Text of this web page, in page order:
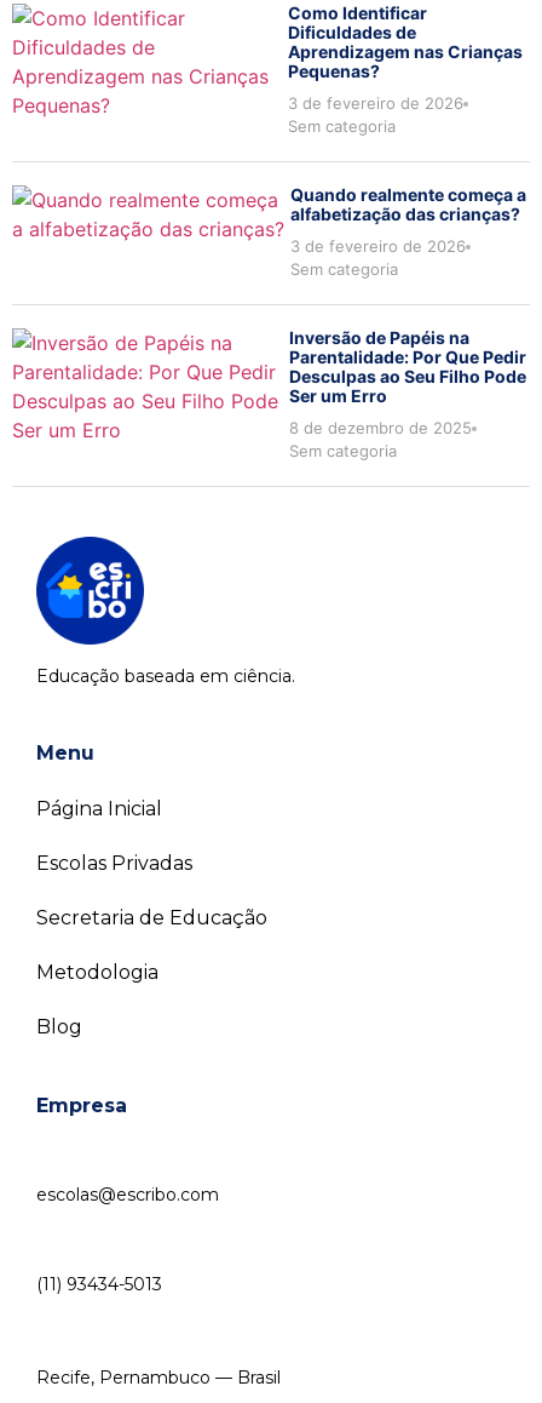
Como Identificar
Dificuldades de
Aprendizagem nas Crianças
Pequenas?
3 de fevereiro de 2026
Sem categoria
Quando realmente começa a
alfabetização das crianças?
3 de fevereiro de 2026
Sem categoria
Inversão de Papéis na
Parentalidade: Por Que Pedir
Desculpas ao Seu Filho Pode
Ser um Erro
8 de dezembro de 2025
Sem categoria
Educação baseada em ciência.
Menu
Página Inicial
Escolas Privadas
Secretaria de Educação
Metodologia
Blog
Empresa
escolas@escribo.com
(11) 93434-5013
Recife, Pernambuco — Brasil